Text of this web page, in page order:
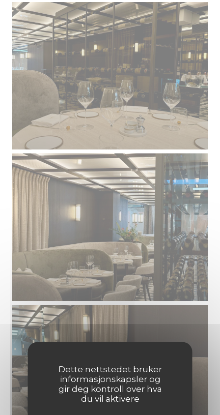
Dette nettstedet bruker
informasjonskapsler og
gir deg kontroll over hva
du vil aktivere